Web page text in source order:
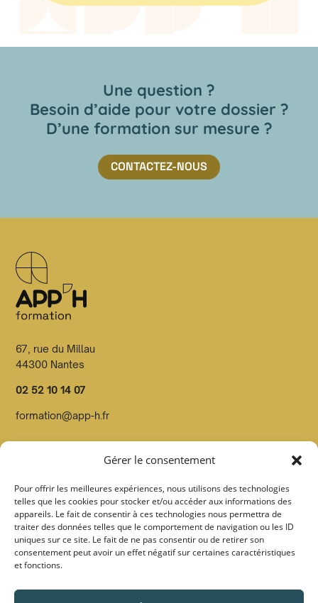
Gérer le consentement
Pour offrir les meilleures expériences, nous utilisons des technologies
telles que les cookies pour stocker et/ou accéder aux informations des
appareils. Le fait de consentir à ces technologies nous permettra de
traiter des données telles que le comportement de navigation ou les ID
uniques sur ce site. Le fait de ne pas consentir ou de retirer son
consentement peut avoir un effet négatif sur certaines caractéristiques
et fonctions.
Une question ?
Besoin d’aide pour votre dossier ?
D’une formation sur mesure ?
CONTACTEZ-NOUS
67, rue du Millau
44300 Nantes
02 52 10 14 07
formation@app-h.fr
est enregistré en préfecture de Loire Atlantique sous le
n°52440814544
Organisme Datadocké et certifié Qualiopi par Pronéo
certification sous len° FOO27 au titre de la catégorie
action de formation